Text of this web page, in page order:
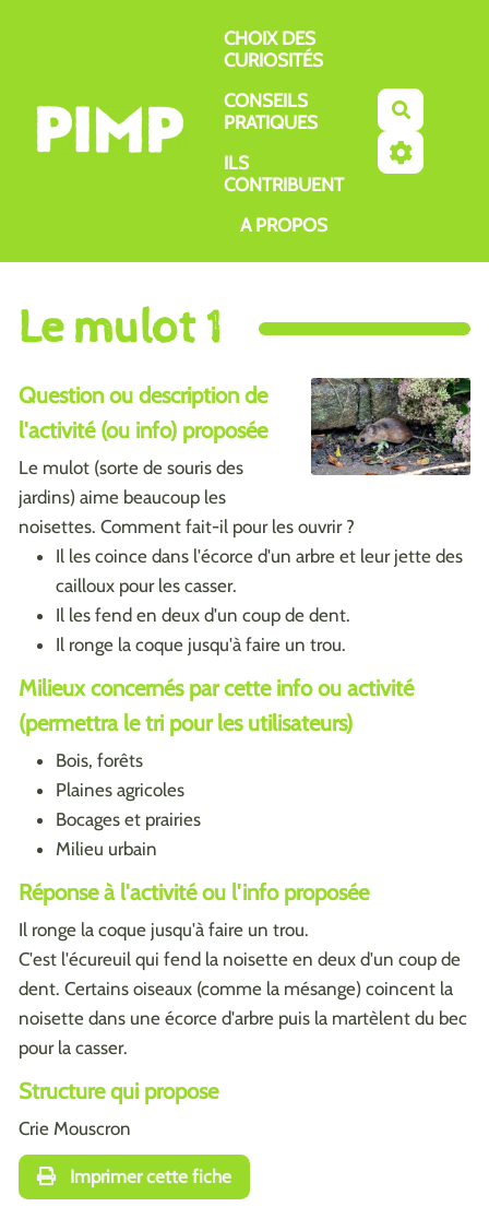
CHOIX DES
CURIOSITÉS
CONSEILS
PRATIQUES
ILS
CONTRIBUENT
A PROPOS
Le mulot 1
Question ou description de
l'activité (ou info) proposée
Le mulot (sorte de souris des
jardins) aime beaucoup les
noisettes. Comment fait-il pour les ouvrir ?
Il les coince dans l'écorce d'un arbre et leur jette des
cailloux pour les casser.
Il les fend en deux d'un coup de dent.
Il ronge la coque jusqu'à faire un trou.
Milieux concernés par cette info ou activité
(permettra le tri pour les utilisateurs)
Bois, forêts
Plaines agricoles
Bocages et prairies
Milieu urbain
Réponse à l'activité ou l'info proposée
Il ronge la coque jusqu'à faire un trou.
C'est l'écureuil qui fend la noisette en deux d'un coup de
dent. Certains oiseaux (comme la mésange) coincent la
noisette dans une écorce d'arbre puis la martèlent du bec
pour la casser.
Structure qui propose
Crie Mouscron
Imprimer cette fiche